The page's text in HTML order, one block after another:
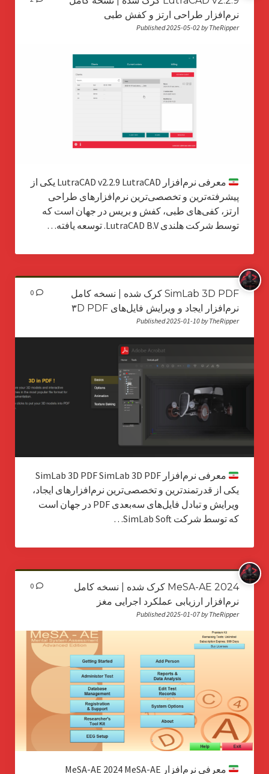
نرم‌افزار طراحی ارتز و کفش طبی
Published 2025-05-02 by TheRipper
معرفی نرم‌افزار LutraCAD v2.2.9 LutraCAD یکی از
پیشرفته‌ترین و تخصصی‌ترین نرم‌افزارهای طراحی
ارتز، کفی‌های طبی، کفش و بریس در جهان است که
توسط شرکت هلندی LutraCAD B.V. توسعه یافته…
SimLab 3D PDF کرک شده | نسخه کامل
نرم‌افزار ایجاد و ویرایش فایل‌های ۳D PDF
Published 2025-01-10 by TheRipper
0
معرفی نرم‌افزار SimLab 3D PDF SimLab 3D PDF
یکی از قدرتمندترین و تخصصی‌ترین نرم‌افزارهای ایجاد،
ویرایش و تبادل فایل‌های سه‌بعدی PDF در جهان است
که توسط شرکت SimLab Soft…
MeSA-AE 2024 کرک شده | نسخه کامل
نرم‌افزار ارزیابی عملکرد اجرایی مغز
Published 2025-01-07 by TheRipper
0
معرفی نرم‌افزار MeSA-AE 2024 MeSA-AE